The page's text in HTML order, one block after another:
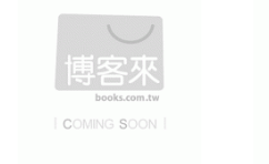
中國法治出版社(63)
教育科學出版社(689)
四川科學技術出版社(685)